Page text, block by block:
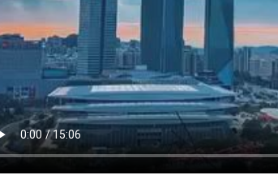
國
度
賜
與
將
來
最
溫
順